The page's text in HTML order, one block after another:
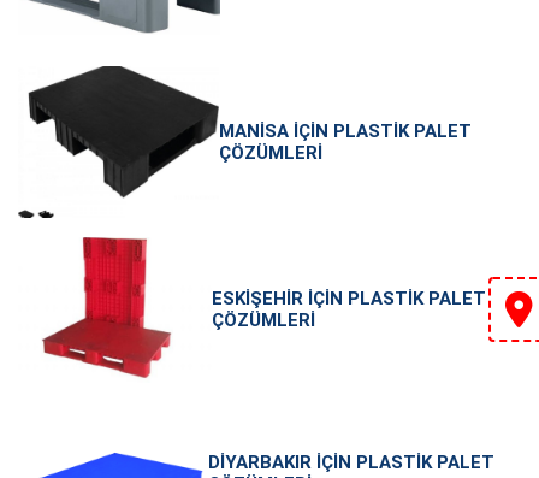
MANISA İÇIN PLASTIK PALET
ÇÖZÜMLERI
ESKIŞEHIR İÇIN PLASTIK PALET
ÇÖZÜMLERI
DIYARBAKIR İÇIN PLASTIK PALET